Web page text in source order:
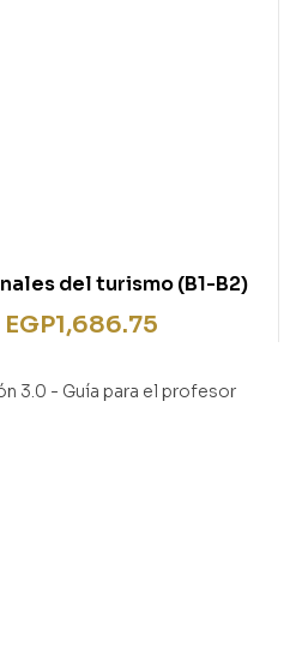
del turismo (B1-B2)
EGP1,686.75